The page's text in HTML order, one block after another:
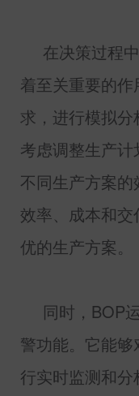
在决策过程中
着至关重要的
求，进行模拟
考虑调整生产
不同生产方案
效率、成本和
优的生产方案。
同时， BOP
警功能。它能
行实时监测和